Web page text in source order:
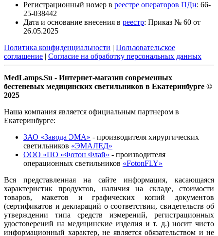
Регистрационный номер в реестре операторов ПДн: 66-
25-038442
Дата и основание внесения в реестр: Приказ № 60 от
26.05.2025
Политика конфиденциальности | Пользовательское
соглашение | Согласие на обработку персональных данных
MedLamps.Su - Интернет-магазин современных
бестеневых медицинских светильников в Екатеринбурге ©
2025
Наша компания является официальным партнером в
Екатеринбурге:
ЗАО «Завода ЭМА» - производителя хирургических
светильников «ЭМАЛЕД»
ООО «ПО «Фотон Флай» - производителя
операционных светильников «FotonFLY»
Вся представленная на сайте информация, касающаяся
характеристик продуктов, наличия на складе, стоимости
товаров, макетов и графических копий документов
(сертификатов и деклараций о соответствии, свидетельств об
утверждении типа средств измерений, регистрационных
удостоверений на медицинские изделия и т. д.) носит чисто
информационный характер, не является обязательством и не